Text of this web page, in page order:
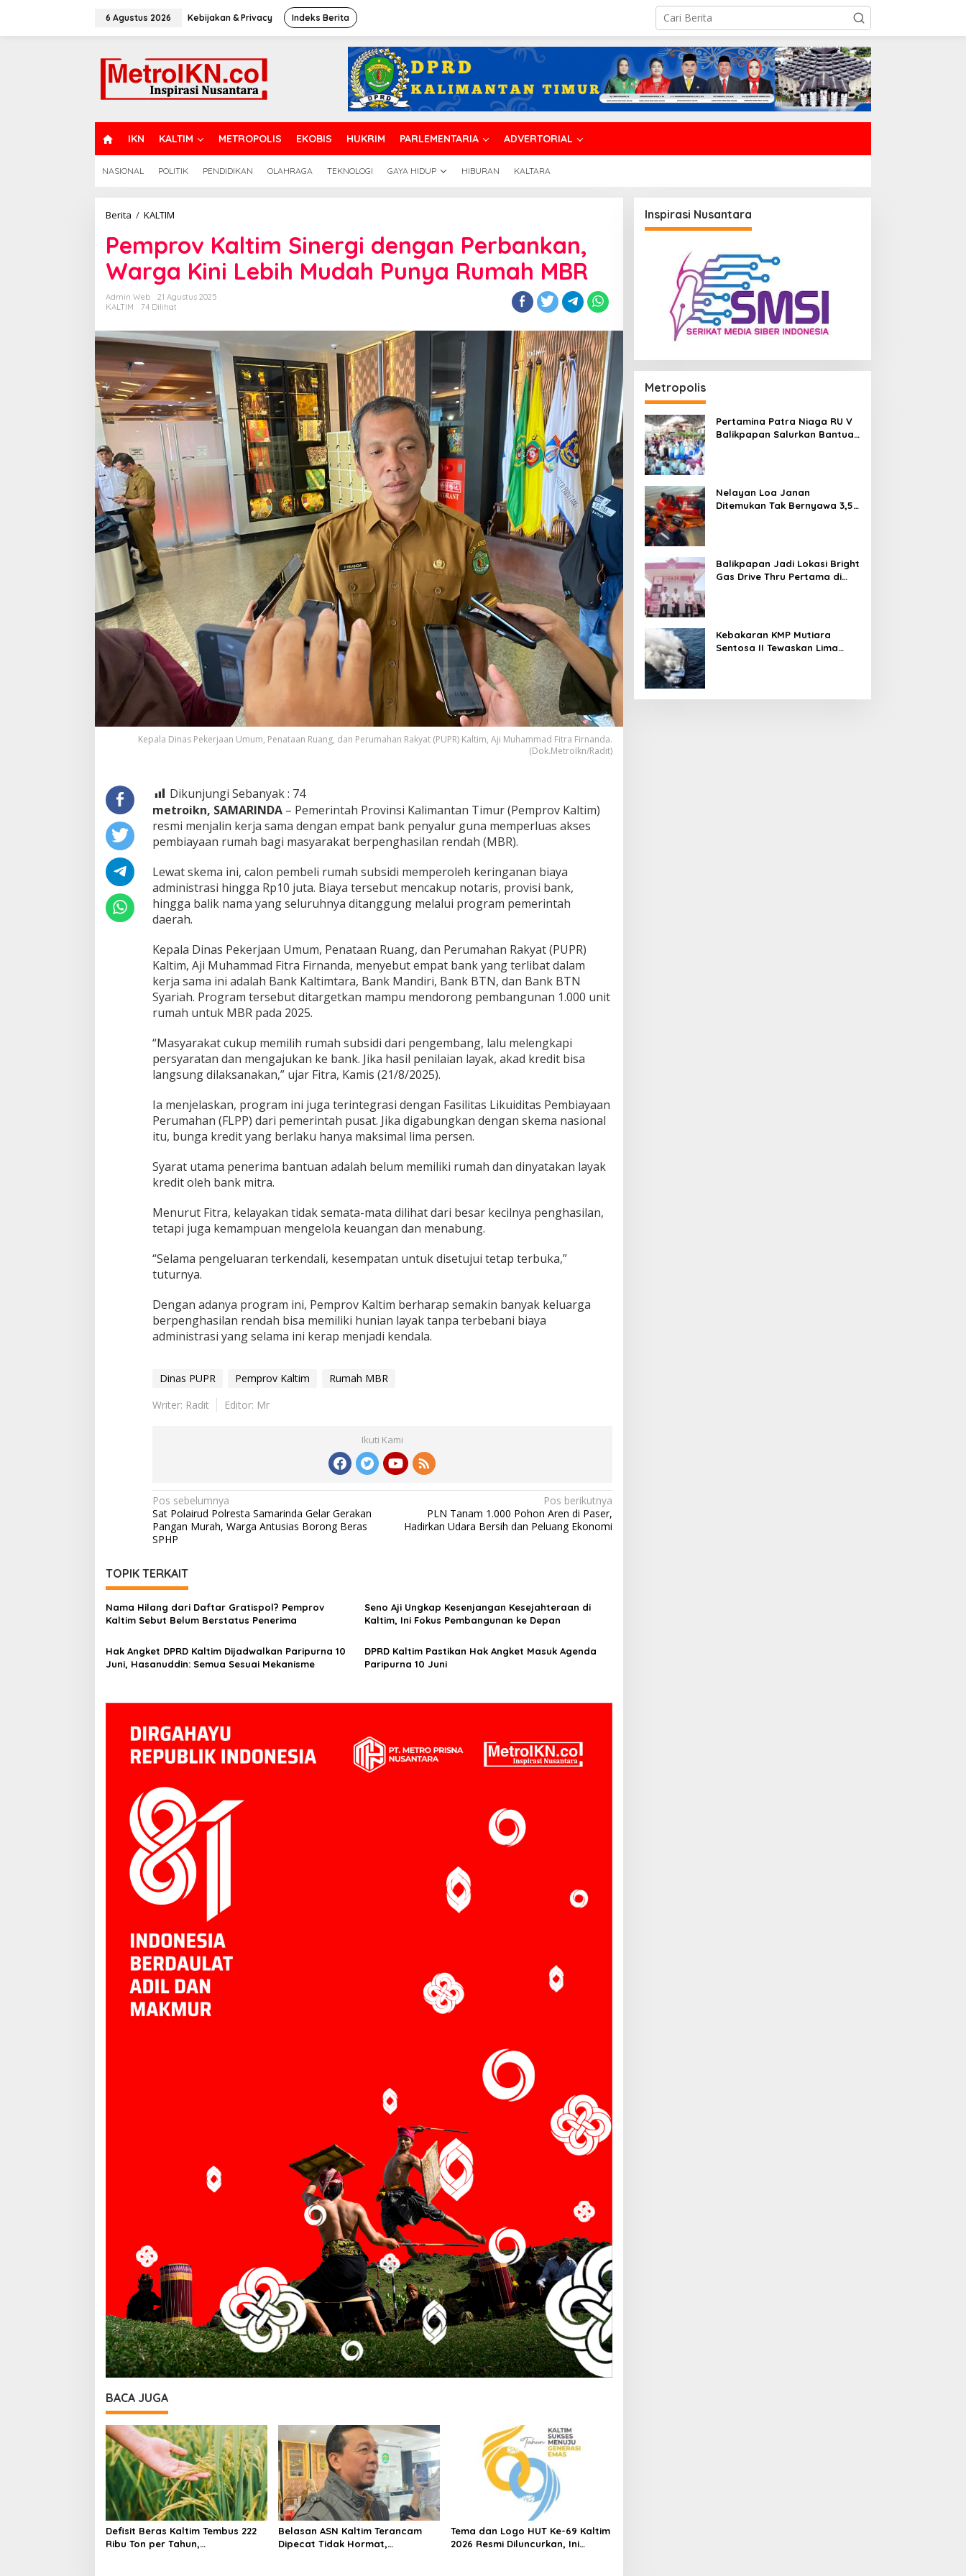
6 Agustus 2026 Kebijakan & Privacy Indeks Berita
O
M
IKN KALTIM METROPOLIS EKOBIS HUKRIM PARLEMENTARIA ADVERTORIAL
NASIONAL POLITIK PENDIDIKAN OLAHRAGA TEKNOLOGI GAYA HIDUP HIBURAN KALTARA
Berita / KALTIM
Sinergi
dengan
Perbankan,
Warga
Kini
Lebih
Punya
Rumah
Pemprov Kaltim Sinergi dengan Perbankan,
Warga Kini Lebih Mudah Punya Rumah MBR
Admin Web
21 Agustus 2025
KALTIM
74 Dilihat
Kepala Dinas Pekerjaan Umum, Penataan Ruang, dan Perumahan Rakyat (PUPR) Kaltim, Aji Muhammad Fitra Firnanda.
(Dok.MetroIkn/Radit)
Dikunjungi Sebanyak : 74
metroikn, SAMARINDA– Pemerintah Provinsi Kalimantan Timur (Pemprov Kaltim)
resmi menjalin kerja sama dengan empat bank penyalur guna memperluas akses
pembiayaan rumah bagi masyarakat berpenghasilan rendah (MBR).
Lewat skema ini, calon pembeli rumah subsidi memperoleh keringanan biaya
administrasi hingga Rp10 juta. Biaya tersebut mencakup notaris, provisi bank,
hingga balik nama yang seluruhnya ditanggung melalui program pemerintah
daerah.
Kepala Dinas Pekerjaan Umum, Penataan Ruang, dan Perumahan Rakyat (PUPR)
Kaltim, Aji Muhammad Fitra Firnanda, menyebut empat bank yang terlibat dalam
kerja sama ini adalah Bank Kaltimtara, Bank Mandiri, Bank BTN, dan Bank BTN
Syariah. Program tersebut ditargetkan mampu mendorong pembangunan 1.000 unit
rumah untuk MBR pada 2025.
“Masyarakat cukup memilih rumah subsidi dari pengembang, lalu melengkapi
persyaratan dan mengajukan ke bank. Jika hasil penilaian layak, akad kredit bisa
langsung dilaksanakan,” ujar Fitra, Kamis (21/8/2025).
Ia menjelaskan, program ini juga terintegrasi dengan Fasilitas Likuiditas Pembiayaan
Perumahan (FLPP) dari pemerintah pusat. Jika digabungkan dengan skema nasional
itu, bunga kredit yang berlaku hanya maksimal lima persen.
Syarat utama penerima bantuan adalah belum memiliki rumah dan dinyatakan layak
kredit oleh bank mitra.
Menurut Fitra, kelayakan tidak semata-mata dilihat dari besar kecilnya penghasilan,
tetapi juga kemampuan mengelola keuangan dan menabung.
“Selama pengeluaran terkendali, kesempatan untuk disetujui tetap terbuka,”
tuturnya.
Dengan adanya program ini, Pemprov Kaltim berharap semakin banyak keluarga
berpenghasilan rendah bisa memiliki hunian layak tanpa terbebani biaya
administrasi yang selama ini kerap menjadi kendala.
Dinas PUPR Pemprov Kaltim
Rumah MBR
Writer: Radit
Editor: Mr
Ikuti Kami
Navigasi
pos
Pos sebelumnya
Sat Polairud Polresta Samarinda Gelar Gerakan
Pangan Murah, Warga Antusias Borong Beras
SPHP
Pos berikutnya
PLN Tanam 1.000 Pohon Aren di Paser,
Hadirkan Udara Bersih dan Peluang Ekonomi
TOPIK TERKAIT
Nama Hilang dari Daftar Gratispol? Pemprov
Kaltim Sebut Belum Berstatus Penerima
Seno Aji Ungkap Kesenjangan Kesejahteraan di
Kaltim, Ini Fokus Pembangunan ke Depan
Hak Angket DPRD Kaltim Dijadwalkan Paripurna 10
Juni, Hasanuddin: Semua Sesuai Mekanisme
DPRD Kaltim Pastikan Hak Angket Masuk Agenda
Paripurna 10 Juni
BACA JUGA
Defisit Beras Kaltim Tembus 222
Ribu Ton per Tahun,
Belasan ASN Kaltim Terancam
Dipecat Tidak Hormat,
Tema dan Logo HUT Ke-69 Kaltim
2026 Resmi Diluncurkan, Ini
Inspirasi Nusantara
Metropolis
Pertamina Patra Niaga RU V
Balikpapan Salurkan Bantuan
Nelayan Loa Janan
Ditemukan Tak Bernyawa 3,5
Balikpapan Jadi Lokasi Bright
Gas Drive Thru Pertama di
Kebakaran KMP Mutiara
Sentosa II Tewaskan Lima